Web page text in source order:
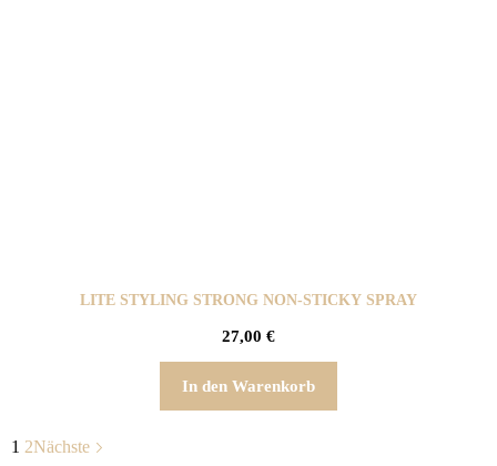
LITE STYLING STRONG NON-STICKY SPRAY
27,00 €
In den Warenkorb
1 2Nächste